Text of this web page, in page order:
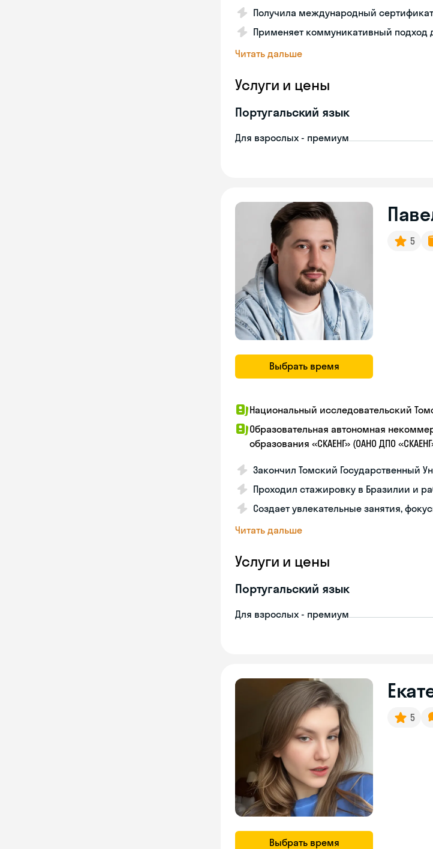
Получила международный сертификат
Применяет коммуникативный подход
Читать дальше
Услуги и цены
Португальский язык
Для взрослых - премиум
Выбрать время
5
Национальный исследовательский
Образовательная автономная
образования «СКАЕНГ» (ОАНО ДПО
Закончил Томский Государственный
Проходил стажировку в Бразилии и
Создает увлекательные занятия,
Читать дальше
Услуги и цены
Португальский язык
Для взрослых - премиум
Выбрать время
5